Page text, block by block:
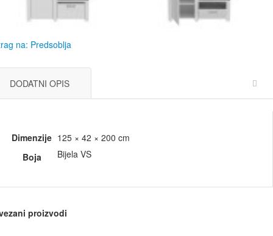
na: Predsoblja
DODATNI OPIS
Dimenzije 125 × 42 × 200 cm
Boja
Bijela VS
proizvodi